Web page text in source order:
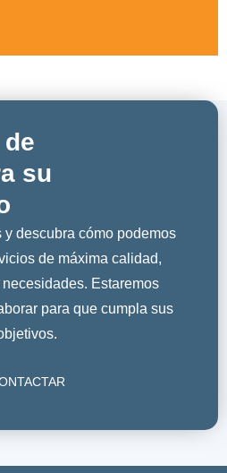
su
y descubra cómo podemos
de máxima calidad,
Estaremos
para que cumpla sus